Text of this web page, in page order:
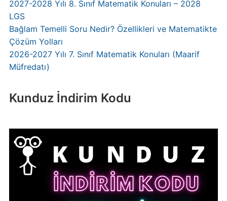
2027-2028 Yılı 8. Sınıf Matematik Konuları – 2028
LGS
Bağlam Temelli Soru Nedir? Özellikleri ve Matematikte
Çözüm Yolları
2026-2027 Yılı 7. Sınıf Matematik Konuları (Maarif
Müfredatı)
Kunduz İndirim Kodu